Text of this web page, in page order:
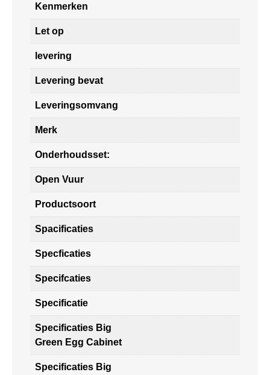
Kenmerken
Let op
levering
Levering bevat
Leveringsomvang
Merk
Onderhoudsset:
Open Vuur
Productsoort
Spacificaties
Specficaties
Specifcaties
Specificatie
Specificaties Big
Green Egg Cabinet
Specificaties Big